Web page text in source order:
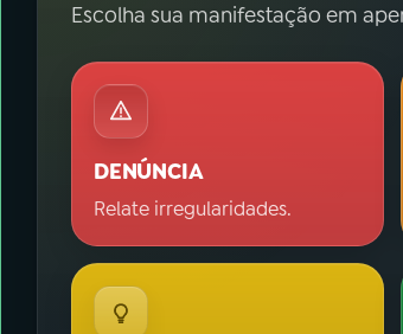
Escolha sua manifestação em
DENÚNCIA
Relate irregularidades.